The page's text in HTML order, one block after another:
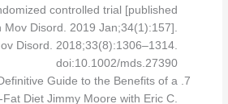
controlled trial [published
Disord. 2019 Jan;34(1):157].
Disord. 2018;33(8):1306–1314.
doi:10.1002/mds.27390
Guide to the Benefits of a
Diet Jimmy Moore with Eric C.